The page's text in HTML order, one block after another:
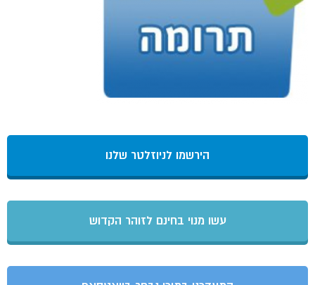
הירשמו לניוזלטר שלנו
עשו מנוי בחינם לזוהר הקדוש